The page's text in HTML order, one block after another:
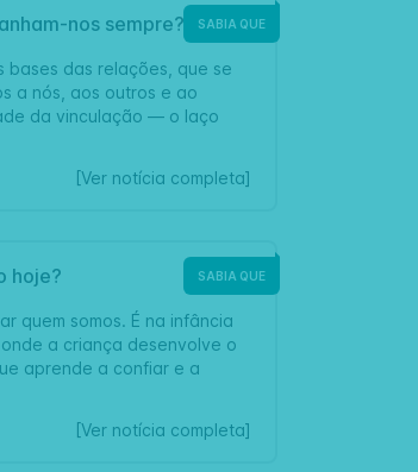
SABIA QUE
nos sempre?
bases das relações, que se
a nós, aos outros e ao
da vinculação — o laço
[Ver notícia completa]
SABIA QUE
hoje?
quem somos. É na infância
a criança desenvolve o
aprende a confiar e a
[Ver notícia completa]